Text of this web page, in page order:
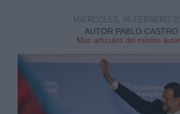
AUTOR PABLO CASTRO
Mas artículos del mismo
MIÉRCOLES, 06 FEBRERO
Información adicional